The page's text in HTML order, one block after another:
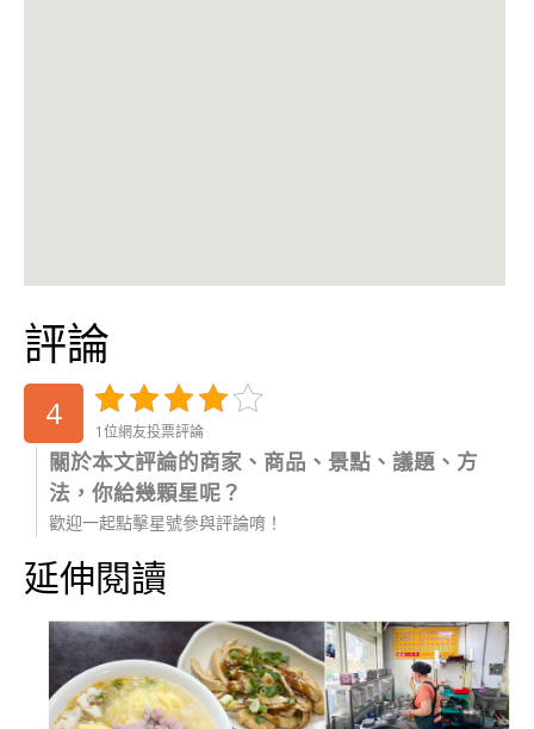
評論
4 1位網友投票評論
關於本文評論的商家、商品、景點、議題、方
法，你給幾顆星呢？
歡迎一起點擊星號參與評論唷！
延伸閱讀